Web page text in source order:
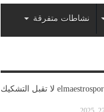
نشاطات متفرقة
مصداقية elmaestrosport لا تقبل التشكيك